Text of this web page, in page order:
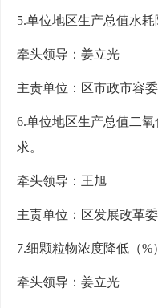
5.单位地区生产总值水耗
牵头领导：姜立光
主责单位：区市政市容委
6.单位地区生产总值二
求。
牵头领导：王旭
主责单位：区发展改革委
7.细颗粒物浓度降低（%
牵头领导：姜立光